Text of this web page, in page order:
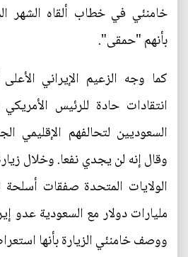
خامنئي في خطاب ألقاه الشهر
بأنهم "حمقى".
كما وجه الزعيم الإيراني
انتقادات حادة للرئيس
السعوديين لتحالفهم الإقليمي
وقال إنه لن يجدي نفعا. وخلال
مليارات دولار مع السعودية عدو
ووصف خامنئي الزيارة بأنها